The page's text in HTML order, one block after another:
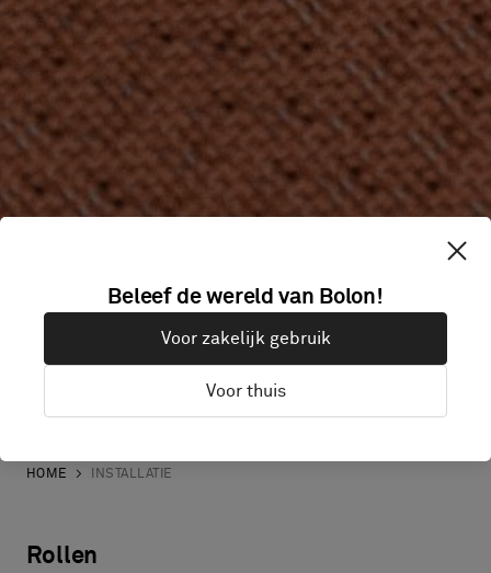
Rollen
HOME INSTALLATIE
Rollen
Beleef de wereld van Bolon!
Voor zakelijk gebruik
Voor thuis